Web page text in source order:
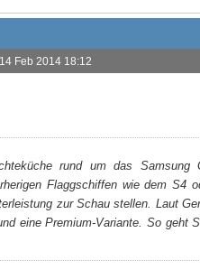
14 Feb 2014 18:12
rund um das
Flaggschiffen wie dem S4
zur Schau stellen. Laut
eine Premium-Variante. So geht